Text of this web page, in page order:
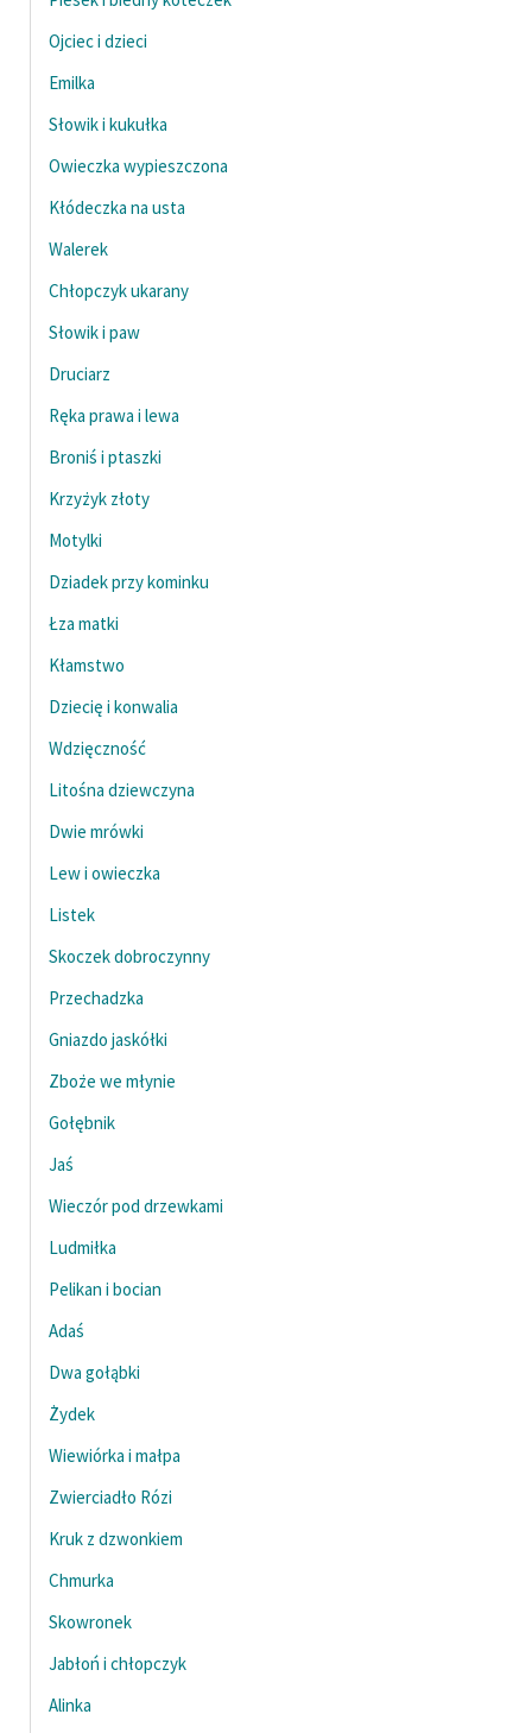
Ojciec i dzieci
Emilka
Słowik i kukułka
Owieczka wypieszczona
Kłódeczka na usta
Walerek
Chłopczyk ukarany
Słowik i paw
Druciarz
Ręka prawa i lewa
Broniś i ptaszki
Krzyżyk złoty
Motylki
Dziadek przy kominku
Łza matki
Kłamstwo
Dziecię i konwalia
Wdzięczność
Litośna dziewczyna
Dwie mrówki
Lew i owieczka
Listek
Skoczek dobroczynny
Przechadzka
Gniazdo jaskółki
Zboże we młynie
Gołębnik
Jaś
Wieczór pod drzewkami
Ludmiłka
Pelikan i bocian
Adaś
Dwa gołąbki
Żydek
Wiewiórka i małpa
Zwierciadło Rózi
Kruk z dzwonkiem
Chmurka
Skowronek
Jabłoń i chłopczyk
Alinka